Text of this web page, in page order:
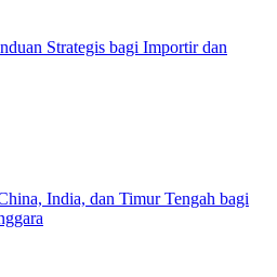
Strategis bagi Importir dan
India, dan Timur Tengah bagi